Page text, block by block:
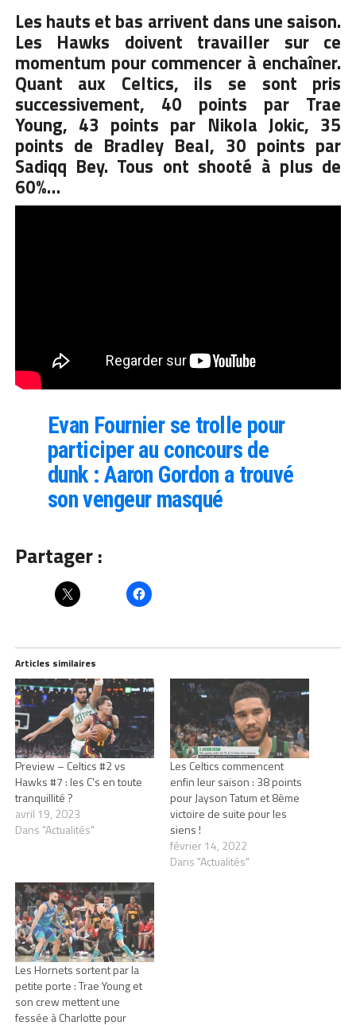
Les hauts et bas arrivent dans une saison.
Les Hawks doivent travailler sur ce
momentum pour commencer à enchaîner.
Quant aux Celtics, ils se sont pris
successivement, 40 points par Trae
Young, 43 points par Nikola Jokic, 35
points de Bradley Beal, 30 points par
Sadiqq Bey. Tous ont shooté à plus de
60%…
Evan Fournier se trolle pour
participer au concours de
dunk : Aaron Gordon a trouvé
son vengeur masqué
Partager :
Articles similaires
Preview – Celtics #2 vs
Hawks #7 : les C’s en toute
tranquillité ?
avril 19, 2023
Dans "Actualités"
Les Celtics commencent
enfin leur saison : 38 points
pour Jayson Tatum et 8ème
victoire de suite pour les
siens !
février 14, 2022
Dans "Actualités"
Les Hornets sortent par la
petite porte : Trae Young et
son crew mettent une
fessée à Charlotte pour